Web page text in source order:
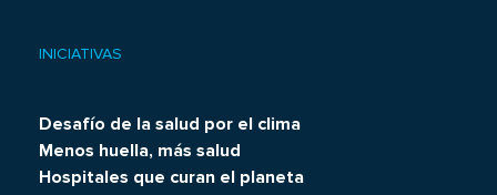
INICIATIVAS
Desafío de la salud por el clima
Menos huella, más salud
Hospitales que curan el planeta